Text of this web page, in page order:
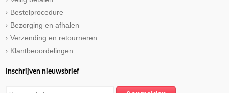
Bestelprocedure
Bezorging en afhalen
Verzending en retourneren
Klantbeoordelingen
Inschrijven nieuwsbrief